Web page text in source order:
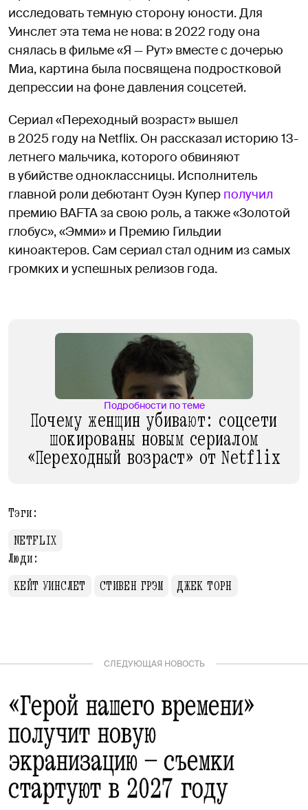
исследовать темную сторону юности. Для
Уинслет эта тема не нова: в 2022 году она
снялась в фильме «Я — Рут» вместе с дочерью
Миа, картина была посвящена подростковой
депрессии на фоне давления соцсетей.
Сериал «Переходный возраст» вышел
в 2025 году на Netflix. Он рассказал историю 13-
летнего мальчика, которого обвиняют
в убийстве одноклассницы. Исполнитель
главной роли дебютант Оуэн Купер получил
премию BAFTA за свою роль, а также «Золотой
глобус», «Эмми» и Премию Гильдии
киноактеров. Сам сериал стал одним из самых
громких и успешных релизов года.
Подробности по теме
Почему женщин убивают: соцсети
шокированы новым сериалом
«Переходный возраст» от Netflix
Тэги:
NETFLIX
Люди:
КЕЙТ УИНСЛЕТ
СТИВЕН ГРЭМ ДЖЕК ТОРН
СЛЕДУЮЩАЯ НОВОСТЬ
«Герой нашего времени»
получит новую
экранизацию — съемки
стартуют в 2027 году